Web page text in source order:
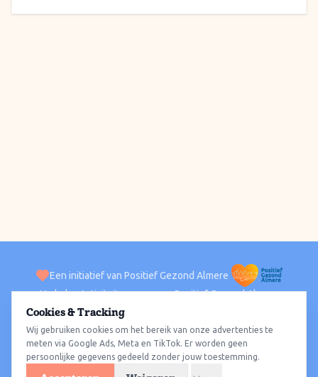
Een initiatief van Positief Gezond Almere
VerhalenActiviteiten Positief Gezond Almere
ACTIVITEITEN PER WIJK
Alle wijkenAlmere HavenAlmere StadAlmere BuitenAlmere Poort
Almere HoutAlmere OosterwoldWat te doen
Cookies & Tracking
Wij gebruiken cookies om het bereik van onze advertenties te
meten via Google Ads, Meta en TikTok. Er worden geen
persoonlijke gegevens gedeeld zonder jouw toestemming.